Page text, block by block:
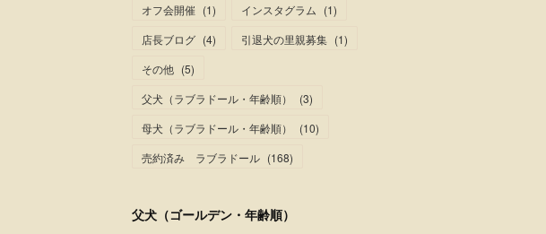
オフ会開催 (1) インスタグラム (1)
店長ブログ (4) 引退犬の里親募集 (1)
その他 (5)
父犬（ラブラドール・年齢順）
(3)
母犬（ラブラドール・年齢順）
(10)
売約済み ラブラドール (168)
父犬（ゴールデン・年齢順）